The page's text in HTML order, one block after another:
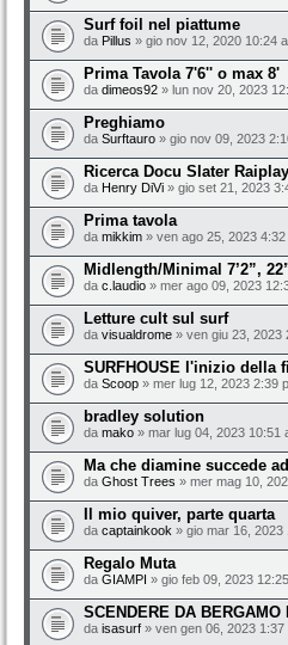
Surf foil nel piattume
da Pillus » gio nov 12, 2020 10:24
Prima Tavola 7'6'' o max 8'
da dimeos92 » lun nov 20, 2023
Preghiamo
da Surftauro » gio nov 09, 2023
Ricerca Docu Slater Raiplay
da Henry DiVi » gio set 21, 2023
Prima tavola
da mikkim » ven ago 25, 2023 4:32
Midlength/Minimal 7’2”,
da c.laudio » mer ago 09, 2023
Letture cult sul surf
da visualdrome » ven giu 23, 2023
SURFHOUSE l'inizio della
da Scoop » mer lug 12, 2023 2:39
bradley solution
da mako » mar lug 04, 2023 10:51
Ma che diamine succede
da Ghost Trees » mer mag 10,
Il mio quiver, parte quarta
da captainkook » gio mar 16, 2023
Regalo Muta
da GIAMPI » gio feb 09, 2023
SCENDERE DA
da isasurf » ven gen 06, 2023 1:37